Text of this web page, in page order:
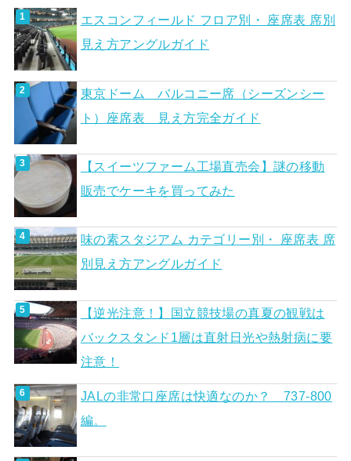
エスコンフィールド フロア別・ 座席表 席別
見え方アングルガイド
東京ドーム バルコニー席（シーズンシー
ト）座席表 見え方完全ガイド
【スイーツファーム工場直売会】謎の移動
販売でケーキを買ってみた
味の素スタジアム カテゴリー別・ 座席表 席
別見え方アングルガイド
【逆光注意！】国立競技場の真夏の観戦は
バックスタンド1層は直射日光や熱射病に要
注意！
JALの非常口座席は快適なのか？ 737-800
編。